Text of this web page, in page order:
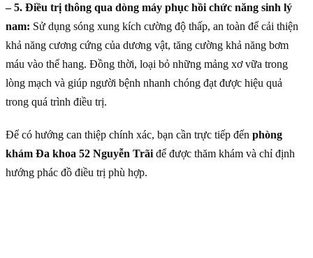
– 5. Điều trị thông qua dòng máy phục hồi chức năng sinh lý
nam: Sử dụng sóng xung kích cường độ thấp, an toàn để cải thiện
khả năng cương cứng của dương vật, tăng cường khả năng bơm
máu vào thể hang. Đồng thời, loại bỏ những mảng xơ vữa trong
lòng mạch và giúp người bệnh nhanh chóng đạt được hiệu quả
trong quá trình điều trị.
Để có hướng can thiệp chính xác, bạn cần trực tiếp đến phòng
khám Đa khoa 52 Nguyễn Trãi để được thăm khám và chỉ định
hướng phác đồ điều trị phù hợp.